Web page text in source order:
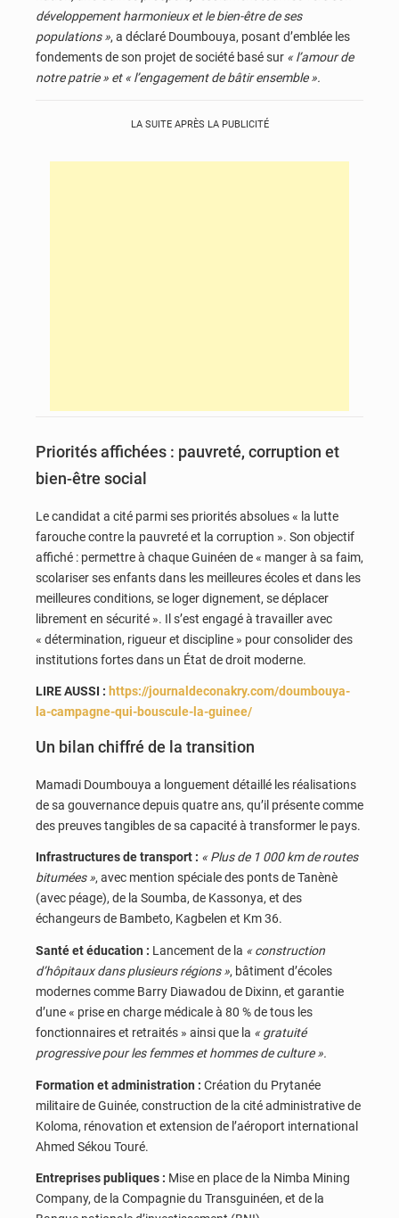
développement harmonieux et le bien-être de ses
populations », a déclaré Doumbouya, posant d’emblée les
fondements de son projet de société basé sur « l’amour de
notre patrie » et « l’engagement de bâtir ensemble ».
LA SUITE APRÈS LA PUBLICITÉ
Priorités affichées : pauvreté, corruption et
bien-être social
Le candidat a cité parmi ses priorités absolues « la lutte
farouche contre la pauvreté et la corruption ». Son objectif
affiché : permettre à chaque Guinéen de « manger à sa faim,
scolariser ses enfants dans les meilleures écoles et dans les
meilleures conditions, se loger dignement, se déplacer
librement en sécurité ». Il s’est engagé à travailler avec
« détermination, rigueur et discipline » pour consolider des
institutions fortes dans un État de droit moderne.
LIRE AUSSI : https://journaldeconakry.com/doumbouya-
la-campagne-qui-bouscule-la-guinee/
Un bilan chiffré de la transition
Mamadi Doumbouya a longuement détaillé les réalisations
de sa gouvernance depuis quatre ans, qu’il présente comme
des preuves tangibles de sa capacité à transformer le pays.
Infrastructures de transport : « Plus de 1 000 km de routes
bitumées », avec mention spéciale des ponts de Tanènè
(avec péage), de la Soumba, de Kassonya, et des
échangeurs de Bambeto, Kagbelen et Km 36.
Santé et éducation : Lancement de la « construction
d’hôpitaux dans plusieurs régions », bâtiment d’écoles
modernes comme Barry Diawadou de Dixinn, et garantie
d’une « prise en charge médicale à 80 % de tous les
fonctionnaires et retraités » ainsi que la « gratuité
progressive pour les femmes et hommes de culture ».
Formation et administration : Création du Prytanée
militaire de Guinée, construction de la cité administrative de
Koloma, rénovation et extension de l’aéroport international
Ahmed Sékou Touré.
Entreprises publiques : Mise en place de la Nimba Mining
Company, de la Compagnie du Transguinéen, et de la